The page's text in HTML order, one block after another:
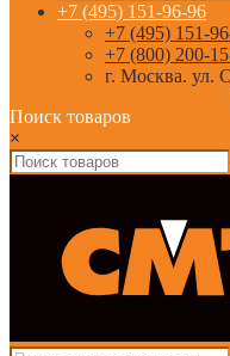
+7 (495) 151-96-96
+7 (495) 151-
+7 (800) 200-
г. Москва. ул.
Поиск товаров
×